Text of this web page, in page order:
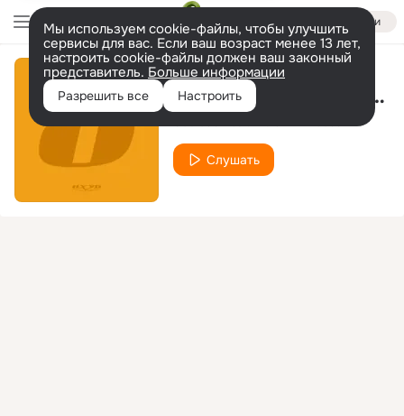
Войти
Мы используем cookie-файлы, чтобы улучшить
сервисы для вас. Если ваш возраст менее 13 лет,
настроить cookie-файлы должен ваш законный
представитель. Больше информации
Разрешить все Настроить Someone Like Me (Ian Carey Alternative Mix)
Слушать